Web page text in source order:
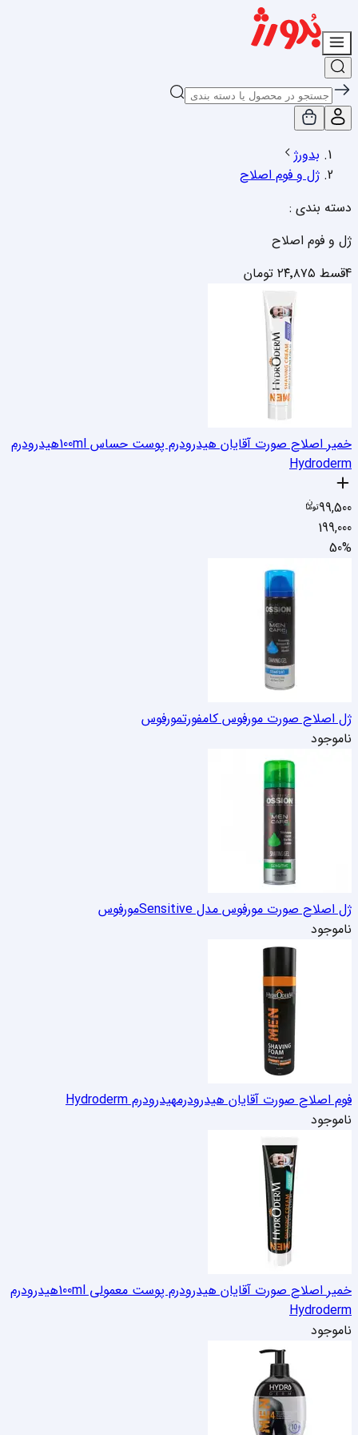
بدورژ
ژل و فوم اصلاح
دسته بندی :
ژل و فوم اصلاح
4قسط
۲۴٬۸۷۵ تومان
خمیر اصلاح صورت آقایان هیدرودرم پوست حساس 100ml
هیدرودرم
Hydroderm
99,500
199,000
50%
ژل اصلاح صورت مورفوس کامفورتمورفوس
ناموجود
ژل اصلاح صورت مورفوس مدل Sensitive
مورفوس
ناموجود
فوم اصلاح صورت آقایان هیدرودرمهیدرودرم Hydroderm
ناموجود
خمیر اصلاح صورت آقایان هیدرودرم پوست معمولی 100ml
هیدرودرم
Hydroderm
ناموجود